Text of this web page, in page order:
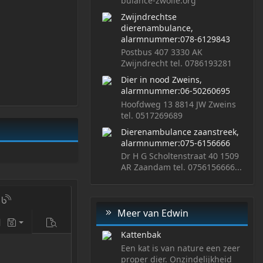
item invoegen
artikel invoegen
Blog inzending invoegen
code aan/uit
ConceptenBekijk
Zwijndrechtse
dierenambulance,
alarmnummer:078-6129843
Postbus 407 3330 AK
Zwijndrecht tel. 0786193281
Dier in nood Zweins,
alarmnummer:06-50260695
Hoofdweg 13 8814 JW Zweins
tel. 0517269689
Dierenambulance zaanstreek,
alarmnummer:075-6156666
Dr H G Scholtenstraat 40 1509
AR Zaandam tel. 0756156666...
Meer van Edwin
Kattenbak
Een kat is van nature een zeer
proper dier. Onzindelijkheid